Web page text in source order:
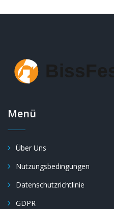
Menü
Über Uns
Nutzungsbedingungen
Datenschutzrichtlinie
GDPR